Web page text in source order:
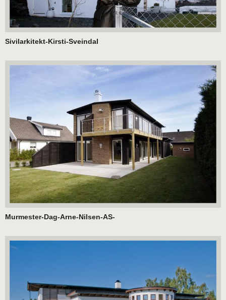
Sivilarkitekt-Kirsti-Sveindal
Murmester-Dag-Arne-Nilsen-AS-